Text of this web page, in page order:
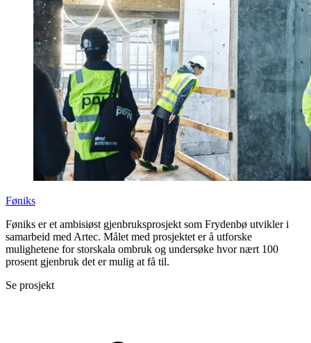
Føniks
Føniks er et ambisiøst gjenbruksprosjekt som Frydenbø utvikler i
samarbeid med Artec. Målet med prosjektet er å utforske
mulighetene for storskala ombruk og undersøke hvor nært 100
prosent gjenbruk det er mulig at få til.
Se prosjekt